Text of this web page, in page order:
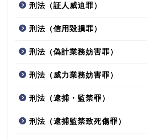
刑法（証人威迫罪）
刑法（信用毀損罪）
刑法（偽計業務妨害罪）
刑法（威力業務妨害罪）
刑法（逮捕・監禁罪）
刑法（逮捕監禁致死傷罪）